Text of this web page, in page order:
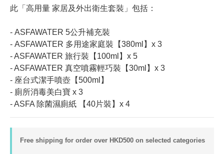
此「高用量 家居及外出衛生套裝」包括：
- ASFAWATER 5公升補充裝
- ASFAWATER 多用途家庭裝【380ml】x 3
- ASFAWATER 旅行裝【100ml】x 5
- ASFAWATER 真空噴霧輕巧裝【30ml】x 3
- 座台式潔手噴壺【500ml】
- 廁所消毒美白寶 x 3
- ASFA 除菌濕廁紙 【40片裝】x 4
Free shipping for order over HKD500 on selected categories